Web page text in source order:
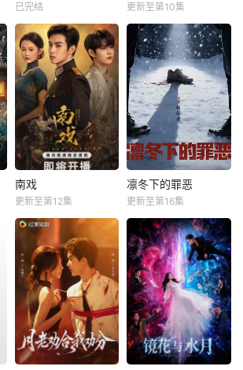
已完结 更新至第10集
南戏
更新至第12集
凛冬下的罪恶
更新至第16集